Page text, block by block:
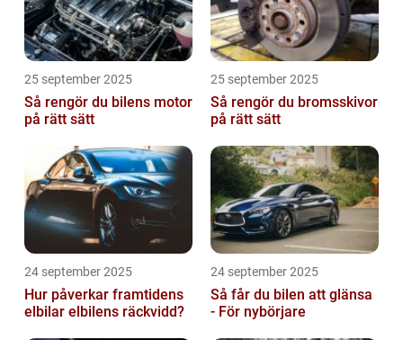
25 september 2025
Så rengör du bilens motor
på rätt sätt
25 september 2025
Så rengör du bromsskivor
på rätt sätt
24 september 2025
Hur påverkar framtidens
elbilar elbilens räckvidd?
24 september 2025
Så får du bilen att glänsa
- För nybörjare